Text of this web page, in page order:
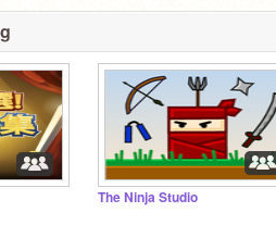
The Ninja Studio